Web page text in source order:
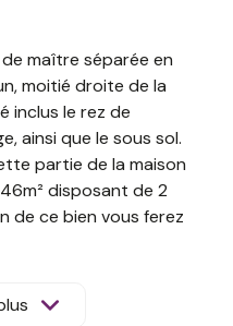
maître séparée en
moitié droite de la
inclus le rez de
ainsi que le sous sol.
partie de la maison
disposant de 2
de ce bien vous ferez
parking à l'avant de
calme et